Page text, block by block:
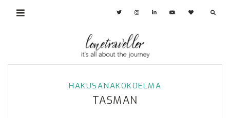
HAKUSANAKOKOELMA
TASMAN